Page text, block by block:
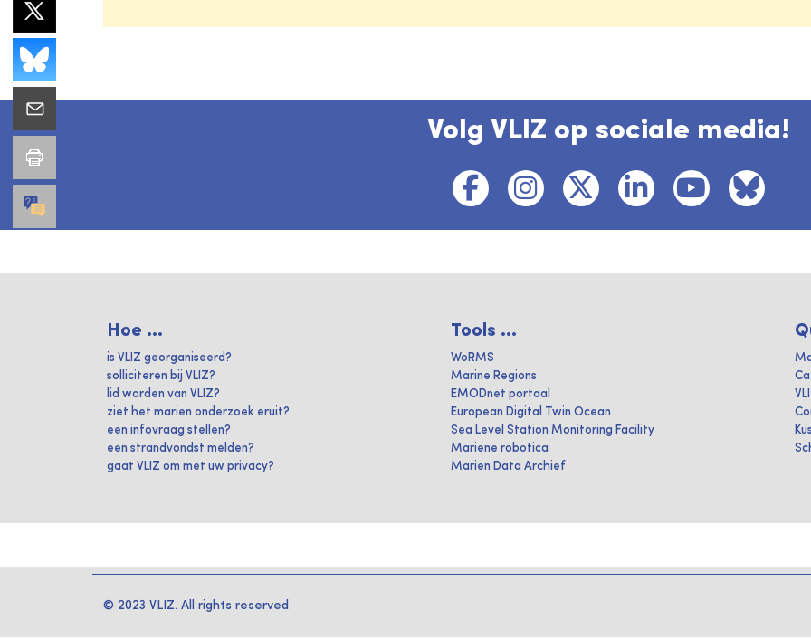
Volg VLIZ op sociale media!
Hoe ...
is VLIZ georganiseerd?
solliciteren bij VLIZ?
lid worden van VLIZ?
ziet het marien onderzoek eruit?
een infovraag stellen?
een strandvondst melden?
gaat VLIZ om met uw privacy?
Tools ...
WoRMS
Marine Regions
EMODnet portaal
European Digital Twin Ocean
Sea Level Station Monitoring Facility
Mariene robotica
Marien Data Archief
© 2023 VLIZ. All rights reserved